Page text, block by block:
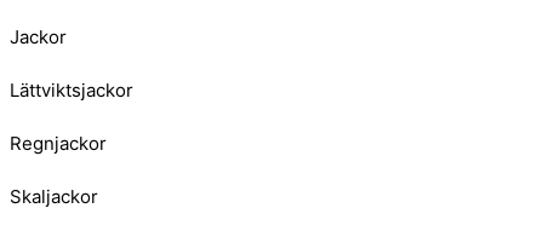
Jackor
Lättviktsjackor
Regnjackor
Skaljackor